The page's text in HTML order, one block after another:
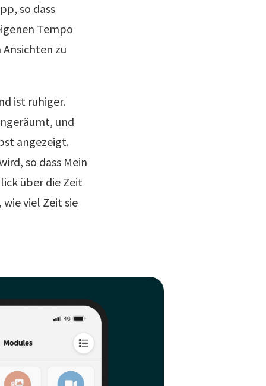
so dass
Tempo
zu
ist ruhiger.
und
angezeigt.
so dass Mein
über die Zeit
viel Zeit sie